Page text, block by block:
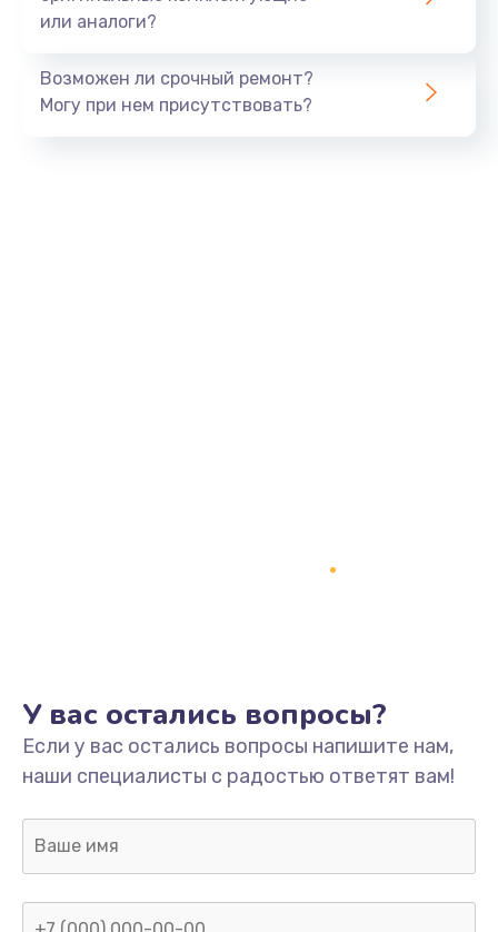
Заказать
1550 руб.
Заказать
Заказать
Замена звуковой карты
или аналоги?
Возможен ли срочный ремонт?
Могу при нем присутствовать?
У вас остались вопросы?
Если у вас остались вопросы напишите нам,
наши специалисты с радостью ответят вам!